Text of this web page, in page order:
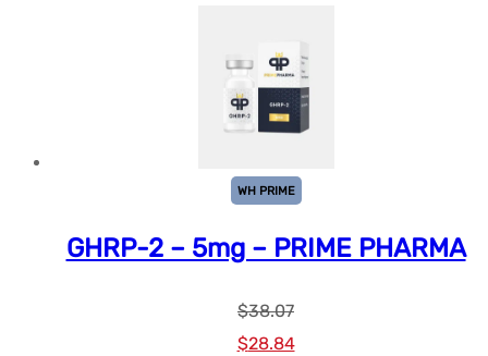
WH PRIME
GHRP-2 – 5mg – PRIME PHARMA
$38.07
Αρχική
$28.84Η